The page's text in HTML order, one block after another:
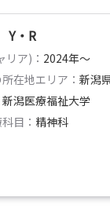
・R
リア)： 2024年〜
在地エリア： 新潟
新潟医療福祉大学
目： 精神科